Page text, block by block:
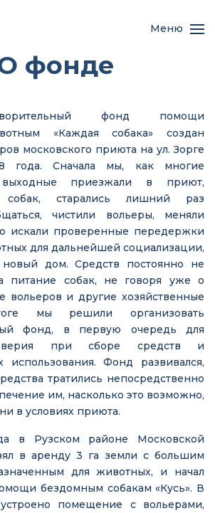
Меню
фонде
фонд помощи
«Каждая собака» создан
московского приюта на ул. Зорге
года. Сначала мы, как многие
приезжали в приют,
собак, старались лишний раз
чистили вольеры, меняли
искали проверенные передержки
для дальнейшей социализации,
новый дом. Средств постоянно не
питание собак, не говоря уже о
вольеров и другие хозяйственные
мы решили организовать
фонд, в первую очередь для
при сборе средств и
использования. Фонд развивался,
тратились непосредственно
им, насколько это возможно,
в условиях приюта.
в Рузском районе Московской
в аренду 3 га земли с большим
для животных, и начал
бездомным собакам «Кусь». В
помещение с вольерами,